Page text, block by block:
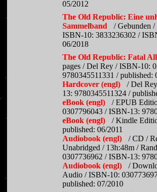
05/2012
The Old Republic: Eine
Sammelband
/ Gebunden
ISBN-10: 3833236302 /
06/2018
The Old Republic: Fatal
pages / Del Rey / ISBN-10:
9780345511331 / published:
Hardcover (engl)
/ Del
13: 9780345511324 /
eBook (engl)
/ EPUB
0307796043 / ISBN-13:
eBook (engl)
/ Kindle
published: 06/2011
Audiobook (engl)
/ CD /
Unabridged / 13h:48m /
0307736962 / ISBN-13:
Audiobook (engl)
/
Audio / ISBN-10:
published: 07/2010